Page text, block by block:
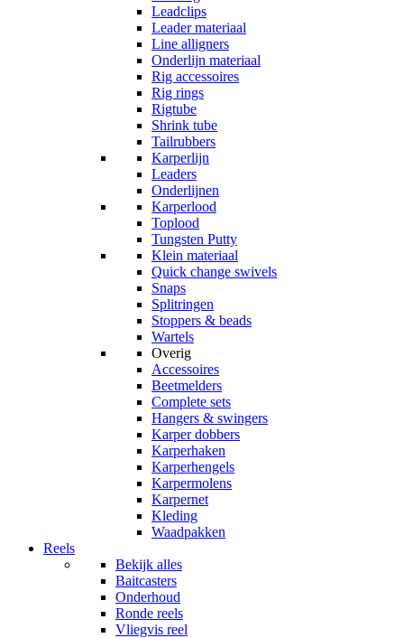
Leadclips
Leader materiaal
Line alligners
Onderlijn materiaal
Rig accessoires
Rig rings
Rigtube
Shrink tube
Tailrubbers
Karperlijn
Leaders
Onderlijnen
Karperlood
Toplood
Tungsten Putty
Klein materiaal
Quick change swivels
Snaps
Splitringen
Stoppers & beads
Wartels
Overig
Accessoires
Beetmelders
Complete sets
Hangers & swingers
Karper dobbers
Karperhaken
Karperhengels
Karpermolens
Karpernet
Kleding
Waadpakken
Reels
Bekijk alles
Baitcasters
Onderhoud
Ronde reels
Vliegvis reel